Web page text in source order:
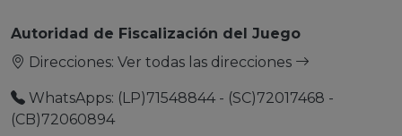
Autoridad de Fiscalización del Juego
Direcciones: Ver todas las direcciones
WhatsApps: (LP)71548844 - (SC)72017468 -
(CB)72060894